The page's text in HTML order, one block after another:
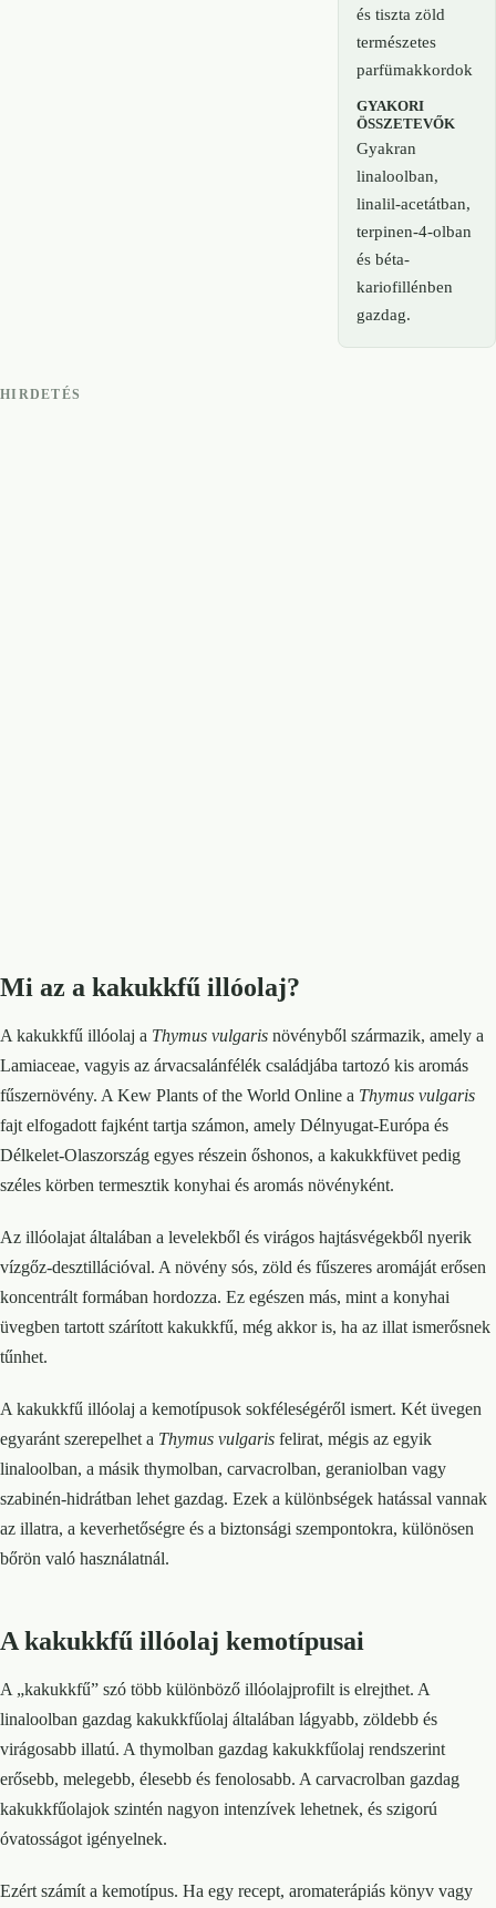
és tiszta zöld
természetes
parfümakkordok
GYAKORI
ÖSSZETEVŐK
Gyakran
linaloolban,
linalil-acetátban,
terpinen-4-olban
és béta-
kariofillénben
gazdag.
HIRDETÉS
Mi az a kakukkfű illóolaj?
A kakukkfű illóolaj a Thymus vulgaris növényből származik, amely a
Lamiaceae, vagyis az árvacsalánfélék családjába tartozó kis aromás
fűszernövény. A Kew Plants of the World Online a Thymus vulgaris
fajt elfogadott fajként tartja számon, amely Délnyugat-Európa és
Délkelet-Olaszország egyes részein őshonos, a kakukkfüvet pedig
széles körben termesztik konyhai és aromás növényként.
Az illóolajat általában a levelekből és virágos hajtásvégekből nyerik
vízgőz-desztillációval. A növény sós, zöld és fűszeres aromáját erősen
koncentrált formában hordozza. Ez egészen más, mint a konyhai
üvegben tartott szárított kakukkfű, még akkor is, ha az illat ismerősnek
tűnhet.
A kakukkfű illóolaj a kemotípusok sokféleségéről ismert. Két üvegen
egyaránt szerepelhet a Thymus vulgaris felirat, mégis az egyik
linaloolban, a másik thymolban, carvacrolban, geraniolban vagy
szabinén-hidrátban lehet gazdag. Ezek a különbségek hatással vannak
az illatra, a keverhetőségre és a biztonsági szempontokra, különösen
bőrön való használatnál.
A kakukkfű illóolaj kemotípusai
A „kakukkfű” szó több különböző illóolajprofilt is elrejthet. A
linaloolban gazdag kakukkfűolaj általában lágyabb, zöldebb és
virágosabb illatú. A thymolban gazdag kakukkfűolaj rendszerint
erősebb, melegebb, élesebb és fenolosabb. A carvacrolban gazdag
kakukkfűolajok szintén nagyon intenzívek lehetnek, és szigorú
óvatosságot igényelnek.
Ezért számít a kemotípus. Ha egy recept, aromaterápiás könyv vagy